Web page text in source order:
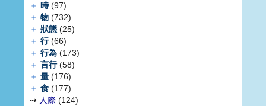
＋ 時(97)
＋ 物 (732)
＋ 狀態 (25)
＋ 行(66)
＋ 行為 (173)
＋ 言行(58)
＋ 量 (176)
＋ 食 (177)
⇢ 人際 (124)